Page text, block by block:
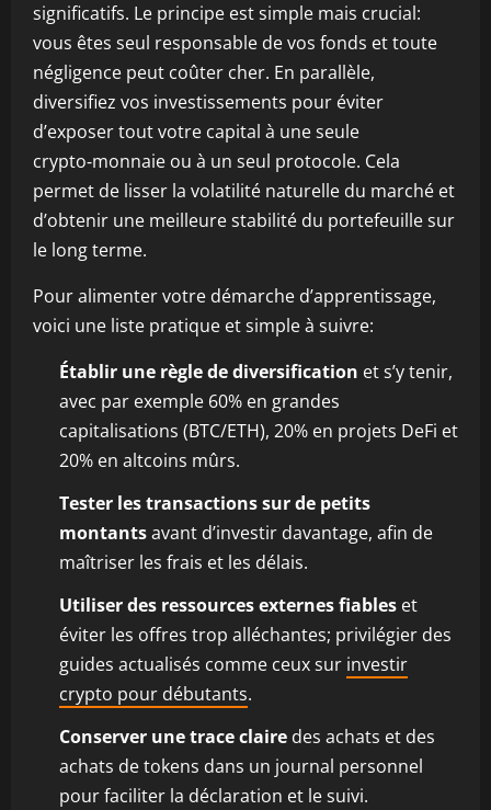
significatifs. Le principe est simple mais crucial:
vous êtes seul responsable de vos fonds et toute
négligence peut coûter cher. En parallèle,
diversifiez vos investissements pour éviter
d’exposer tout votre capital à une seule
crypto‑monnaie ou à un seul protocole. Cela
permet de lisser la volatilité naturelle du marché et
d’obtenir une meilleure stabilité du portefeuille sur
le long terme.
Pour alimenter votre démarche d’apprentissage,
voici une liste pratique et simple à suivre:
Établir une règle de diversification et s’y tenir,
avec par exemple 60% en grandes
capitalisations (BTC/ETH), 20% en projets DeFi et
20% en altcoins mûrs.
Tester les transactions sur de petits
montantsavant d’investir davantage, afin de
maîtriser les frais et les délais.
Utiliser des ressources externes fiables et
éviter les offres trop alléchantes; privilégier des
guides actualisés comme ceux sur investir
crypto pour débutants.
Conserver une trace claire des achats et des
achats de tokens dans un journal personnel
pour faciliter la déclaration et le suivi.